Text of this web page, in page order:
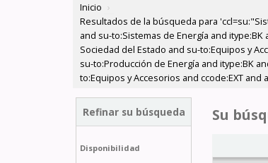
Inicio ›
Resultados de la búsqueda para
and su-to:Sistemas de Energía and
Sociedad del Estado and su-to:Equipos y
su-to:Producción de Energía and itype:BK
to:Equipos y Accesorios and ccode:EXT
Refinar su búsqueda
Disponibilidad
Su